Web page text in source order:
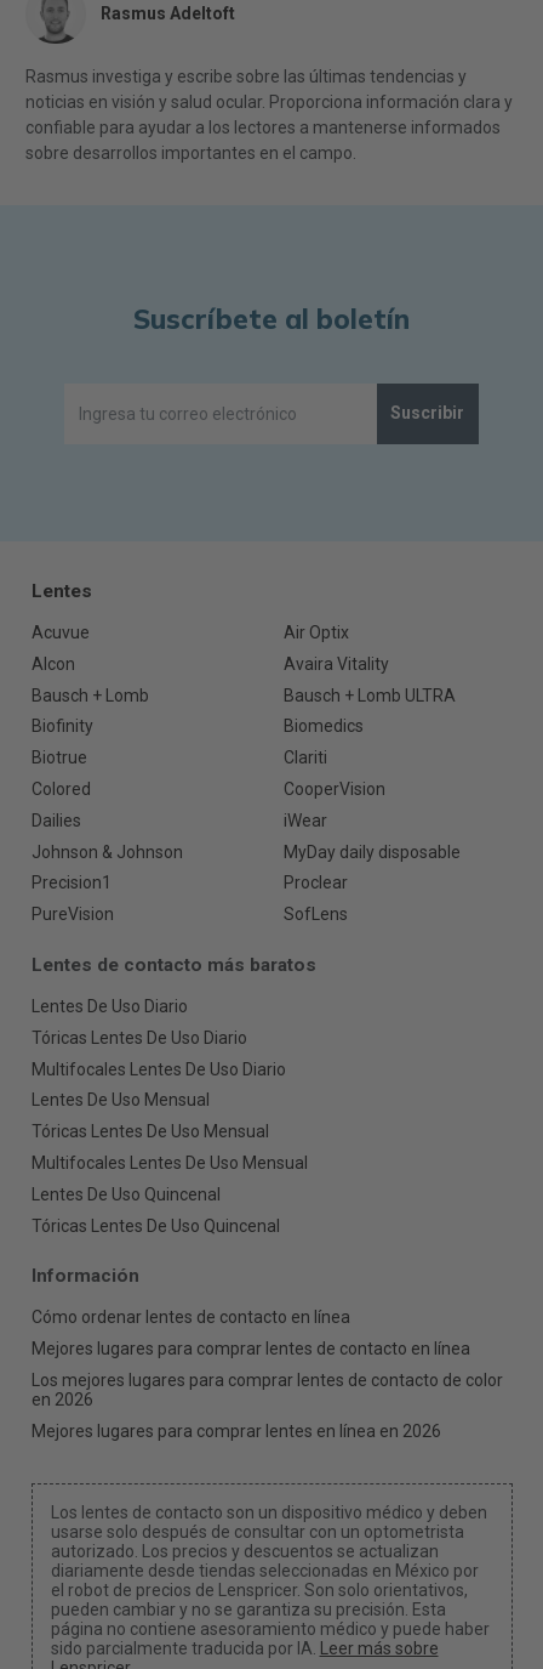
Rasmus Adeltoft
Rasmus investiga y escribe sobre las últimas tendencias y
noticias en visión y salud ocular. Proporciona información clara y
confiable para ayudar a los lectores a mantenerse informados
sobre desarrollos importantes en el campo.
Suscríbete al boletín
Suscribir
Lentes
Acuvue
Air Optix
Alcon
Avaira Vitality
Bausch + Lomb
Bausch + Lomb ULTRA
Biofinity
Biomedics
Biotrue
Clariti
Colored
CooperVision
Dailies
iWear
Johnson & Johnson
MyDay daily disposable
Precision1
Proclear
PureVision
SofLens
Lentes de contacto más baratos
Lentes De Uso Diario
Tóricas Lentes De Uso Diario
Multifocales Lentes De Uso Diario
Lentes De Uso Mensual
Tóricas Lentes De Uso Mensual
Multifocales Lentes De Uso Mensual
Lentes De Uso Quincenal
Tóricas Lentes De Uso Quincenal
Información
Cómo ordenar lentes de contacto en línea
Mejores lugares para comprar lentes de contacto en línea
Los mejores lugares para comprar lentes de contacto de color
en 2026
Mejores lugares para comprar lentes en línea en 2026
Los lentes de contacto son un dispositivo médico y deben
usarse solo después de consultar con un optometrista
autorizado. Los precios y descuentos se actualizan
diariamente desde tiendas seleccionadas en México por
el robot de precios de Lenspricer. Son solo orientativos,
pueden cambiar y no se garantiza su precisión. Esta
página no contiene asesoramiento médico y puede haber
sido parcialmente traducida por IA. Leer más sobre